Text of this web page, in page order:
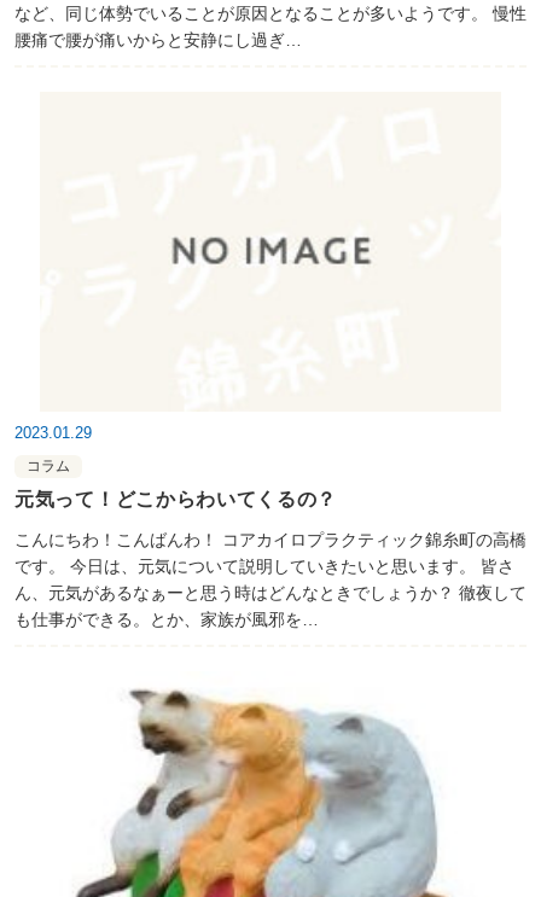
など、同じ体勢でいることが原因となることが多いようです。 慢性
腰痛で腰が痛いからと安静にし過ぎ…
2023.01.29
コラム
元気って！どこからわいてくるの？
こんにちわ！こんばんわ！ コアカイロプラクティック錦糸町の高橋
です。 今日は、元気について説明していきたいと思います。 皆さ
ん、元気があるなぁーと思う時はどんなときでしょうか？ 徹夜して
も仕事ができる。とか、家族が風邪を…